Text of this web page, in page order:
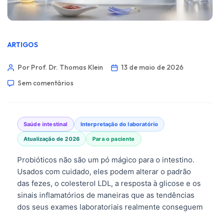
ARTIGOS
Por Prof. Dr. Thomas Klein
13 de maio de 2026
Sem comentários
Saúde intestinal Interpretação do laboratório
Atualização de 2026 Para o paciente
Probióticos não são um pó mágico para o intestino.
Usados com cuidado, eles podem alterar o padrão
das fezes, o colesterol LDL, a resposta à glicose e os
sinais inflamatórios de maneiras que as tendências
dos seus exames laboratoriais realmente conseguem